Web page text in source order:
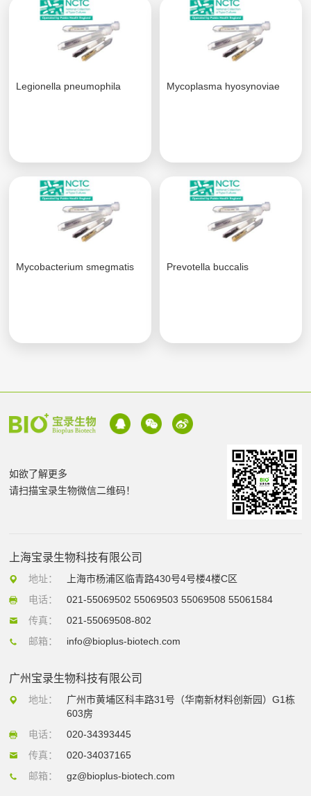
Legionella pneumophila Mycoplasma hyosynoviae
Mycobacterium smegmatis Prevotella buccalis
如欲了解更多
请扫描宝录生物微信二维码！
上海宝录生物科技有限公司
地址：
上海市杨浦区临青路430号4号楼4楼C区
电话：
021-55069502 55069503 55069508 55061584
传真：
021-55069508-802
邮箱：
info@bioplus-biotech.com
广州宝录生物科技有限公司
地址：
广州市黄埔区科丰路31号（华南新材料创新园）G1栋
603房
电话：
020-34393445
传真：
020-34037165
邮箱：
gz@bioplus-biotech.com